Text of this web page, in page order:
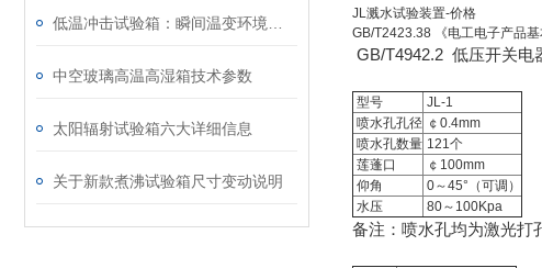
中空玻璃高温高湿箱技术参数
太阳辐射试验箱六大详细信息
关于新款煮沸试验箱尺寸变动说明
JL溅水试验装置-价格
GB/T2423.38 《电工电子产品
GB/T4942.2 低压开关电
型号
JL-1
喷水孔孔径 ￠0.4mm
喷水孔数量 121个
莲蓬口
￠100mm
仰角
0～45°（可调）
水压
80～100Kpa
备注：喷水孔均为激光打